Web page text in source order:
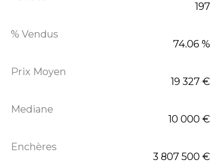
197
74.06 %
19 327 €
10 000 €
3 807 500 €